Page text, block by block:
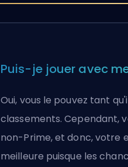
Puis-je jouer avec
Oui, vous le pouvez tant
classements. Cependant,
non-Prime, et donc, votre
meilleure puisque les